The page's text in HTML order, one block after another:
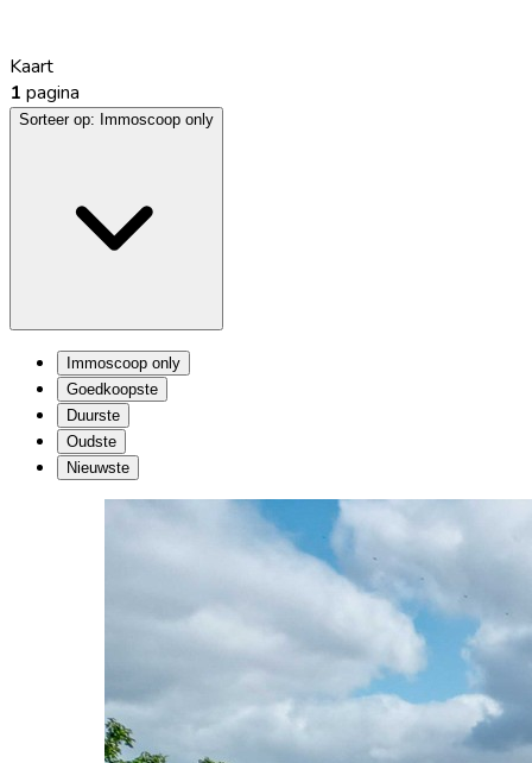
Kaart
1 pagina
Sorteer op: Immoscoop only
Immoscoop only
Goedkoopste
Duurste
Oudste
Nieuwste